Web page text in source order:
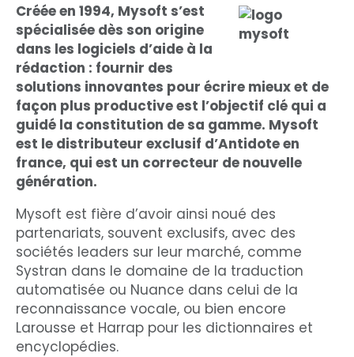
Créée en 1994, Mysoft s’est
spécialisée dès son origine
dans les logiciels d’aide à la
rédaction : fournir des
solutions innovantes pour écrire mieux et de
façon plus productive est l’objectif clé qui a
guidé la constitution de sa gamme. Mysoft
est le distributeur exclusif d’Antidote en
france, qui est un correcteur de nouvelle
génération.
Mysoft est fière d’avoir ainsi noué des
partenariats, souvent exclusifs, avec des
sociétés leaders sur leur marché, comme
Systran dans le domaine de la traduction
automatisée ou Nuance dans celui de la
reconnaissance vocale, ou bien encore
Larousse et Harrap pour les dictionnaires et
encyclopédies.